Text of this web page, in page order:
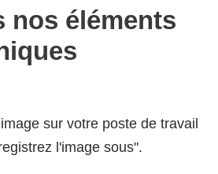
nos éléments
sur votre poste de travail
l'image sous".